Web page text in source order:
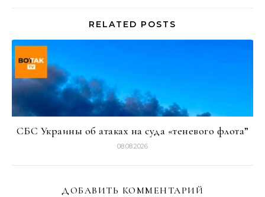
RELATED POSTS
СБС Украины об атаках на суда «теневого флота”
08.08.2026
ДОБАВИТЬ КОММЕНТАРИЙ